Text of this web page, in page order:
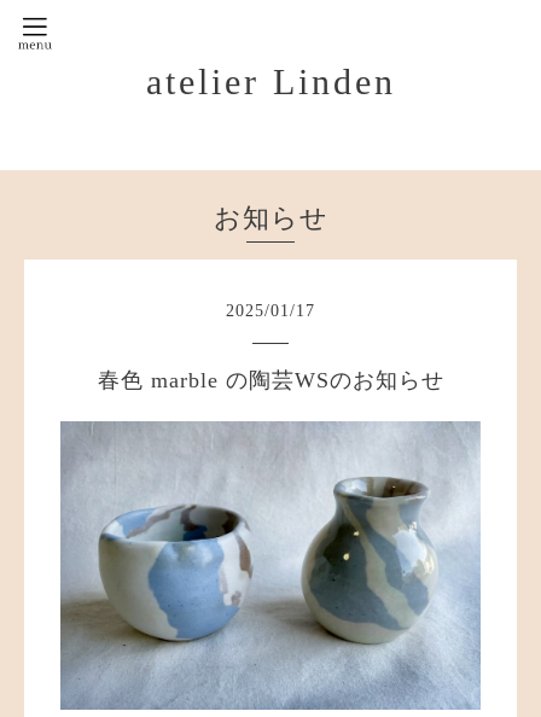
atelier Linden
お知らせ
2025/01/17
春色 marble の陶芸WSのお知らせ